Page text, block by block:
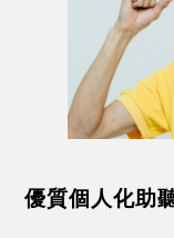
優質個人化助